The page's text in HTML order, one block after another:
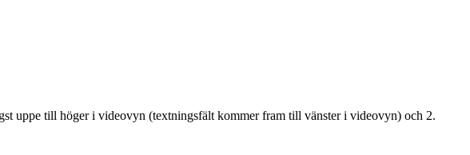
uppe till höger i videovyn (textningsfält kommer fram till vänster i videovyn) och 2.